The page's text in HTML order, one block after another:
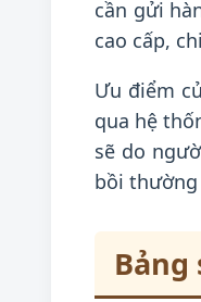
cần gửi
cao cấp,
Ưu điểm
qua hệ
sẽ do
bồi thường
Bảng